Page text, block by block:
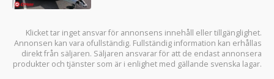
Klicket tar inget ansvar för annonsens innehåll eller tillgänglighet.
Annonsen kan vara ofullständig. Fullständig information kan erhållas
direkt från säljaren. Säljaren ansvarar för att de endast annonsera
produkter och tjänster som är i enlighet med gällande svenska lagar.